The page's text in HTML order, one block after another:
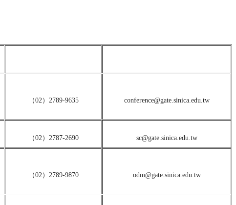
（02）2789-9635 conference@gate.sinica.edu.tw
（02）2787-2690 sc@gate.sinica.edu.tw
（02）2789-9870 odm@gate.sinica.edu.tw